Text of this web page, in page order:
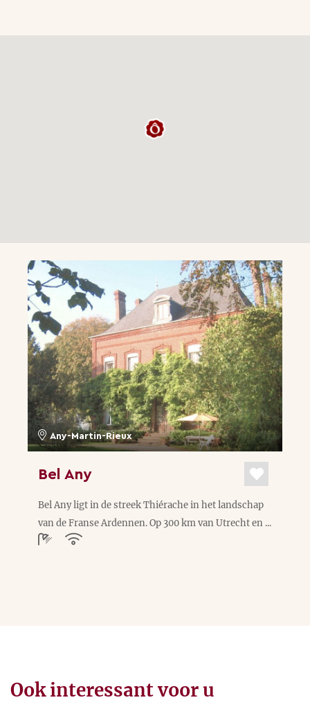
Any-Martin-Rieux
Bel Any
Bel Any ligt in de streek Thiérache in het landschap
van de Franse Ardennen. Op 300 km van Utrecht en ...
Ook interessant voor u